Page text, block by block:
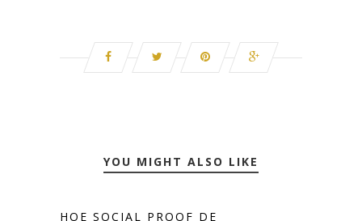
YOU MIGHT ALSO LIKE
HOE SOCIAL PROOF DE